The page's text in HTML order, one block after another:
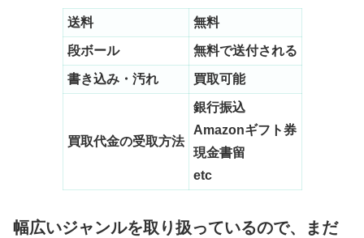
送料 無料
段ボール 無料で送付される
書き込み・汚れ 買取可能
買取代金の受取方法
銀行振込
Amazonギフト券
現金書留
etc
幅広いジャンルを取り扱っているので、まだ